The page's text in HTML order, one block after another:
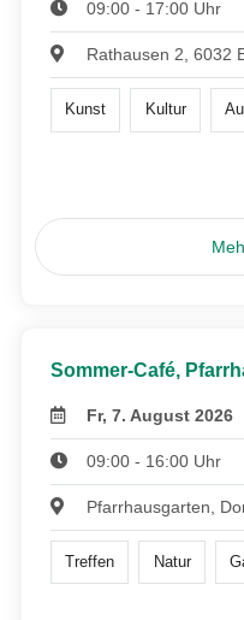
09:00 - 17:00 Uhr
Rathausen 2, 6032
Kunst Kultur
Sommer-Café,
Fr, 7. August 2026
09:00 - 16:00 Uhr
Pfarrhausgarten,
Treffen Natur